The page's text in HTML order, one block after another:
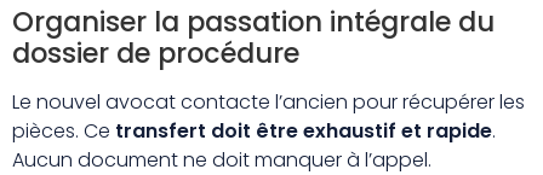
Organiser la passation intégrale du
dossier de procédure
Le nouvel avocat contacte l’ancien pour récupérer les
pièces. Ce transfert doit être exhaustif et rapide.
Aucun document ne doit manquer à l’appel.